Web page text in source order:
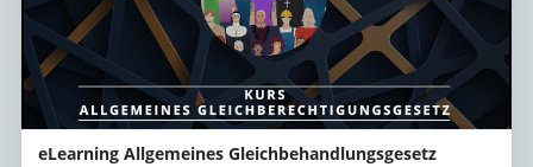
eLearning Allgemeines Gleichbehandlungsgesetz